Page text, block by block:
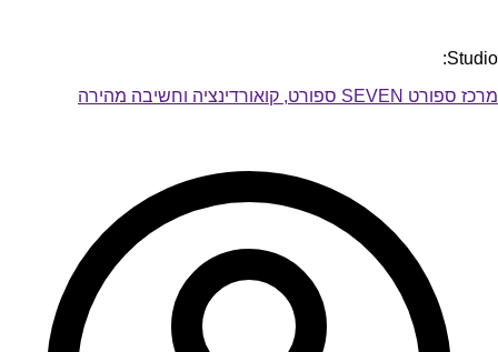
Studio:
מרכז ספורט SEVEN ספורט, קואורדינציה וחשיבה מהירה